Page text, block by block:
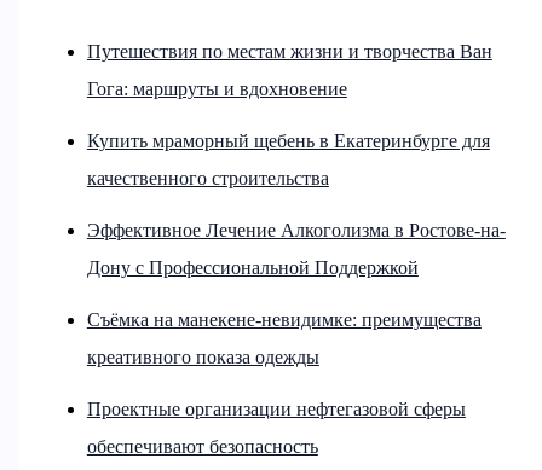
Путешествия по местам жизни и творчества Ван
Гога: маршруты и вдохновение
Купить мраморный щебень в Екатеринбурге для
качественного строительства
Эффективное Лечение Алкоголизма в Ростове-на-
Дону с Профессиональной Поддержкой
Съёмка на манекене-невидимке: преимущества
креативного показа одежды
Проектные организации нефтегазовой сферы
обеспечивают безопасность